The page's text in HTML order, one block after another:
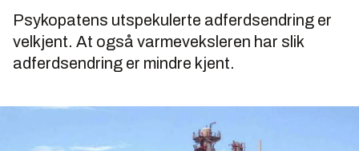
Psykopatens utspekulerte adferdsendring er
velkjent. At også varmeveksleren har slik
adferdsendring er mindre kjent.